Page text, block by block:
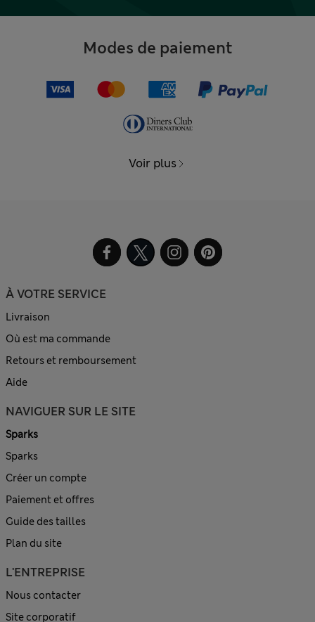
Modes de paiement
Voir plus
À VOTRE SERVICE
Livraison
Où est ma commande
Retours et remboursement
Aide
NAVIGUER SUR LE SITE
Sparks
Sparks
Créer un compte
Paiement et offres
Guide des tailles
Plan du site
L'ENTREPRISE
Nous contacter
Site corporatif